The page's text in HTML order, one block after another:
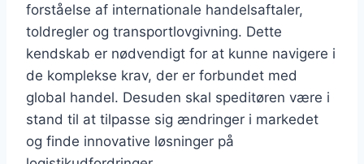
forståelse af internationale handelsaftaler,
toldregler og transportlovgivning. Dette
kendskab er nødvendigt for at kunne navigere i
de komplekse krav, der er forbundet med
global handel. Desuden skal speditøren være i
stand til at tilpasse sig ændringer i markedet
og finde innovative løsninger på